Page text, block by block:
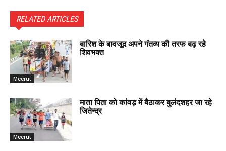
RELATED ARTICLES
Meerut
बारिश के बावजूद अपने गंतव्य की तरफ बढ़ रहे
शिवभक्त
Meerut
माता पिता को कांवड़ में बैठाकर बुलंदशहर जा रहे
जितेन्द्र